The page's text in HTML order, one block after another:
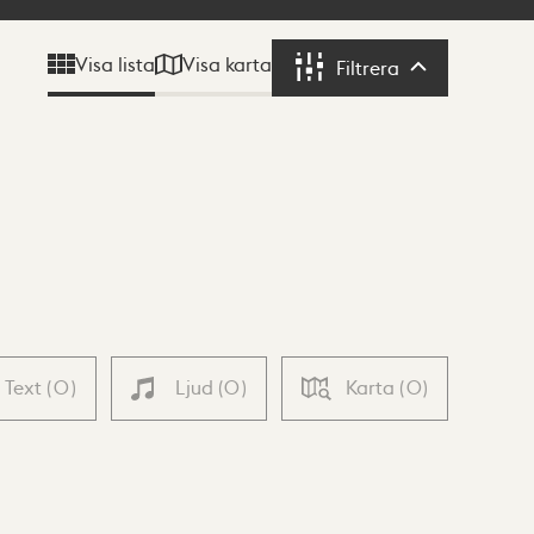
Visa lista Visa karta Filtrera Filtrera
Text (0) Ljud (0) Karta (0)